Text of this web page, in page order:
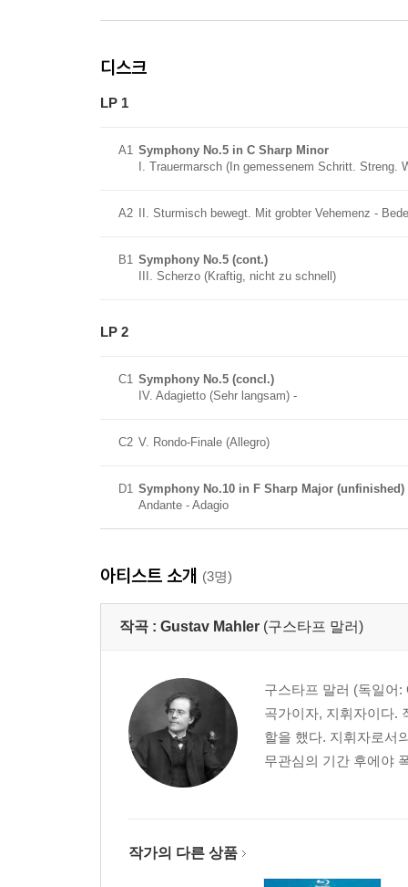
디스크
LP 1
A1 Symphony No.5 in C Sharp Minor
I. Trauermarsch (In gemessenem Schritt.
A2 II. Sturmisch bewegt. Mit grobter Vehemenz -
B1 Symphony No.5 (cont.)
III. Scherzo (Kraftig, nicht zu schnell)
LP 2
C1 Symphony No.5 (concl.)
IV. Adagietto (Sehr langsam) -
C2 V. Rondo-Finale (Allegro)
D1 Symphony No.10 in F Sharp Major (unfinished)
Andante - Adagio
아티스트 소개 (3명)
작곡 : Gustav Mahler (구스타프 말러)
구스타프 말러 (독일어:
곡가이자, 지휘자이다.
할을 했다. 지휘자로서
무관심의 기간 후에야
작가의 다른 상품